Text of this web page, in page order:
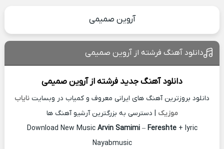
آروین صمیمی
دانلود آهنگ فرشته از آروین صمیمی
دانلود آهنگ جدید فرشته ازآروین صمیمی
دانلود بروزترین آهنگ های ایرانی معروف و کمیاب در وبسایت نایاب
موزیک | دسترسی به بزرگترین آرشیو آهنگ ها
Download New Music Arvin Samimi– Fereshte+ lyric
Nayabmusic